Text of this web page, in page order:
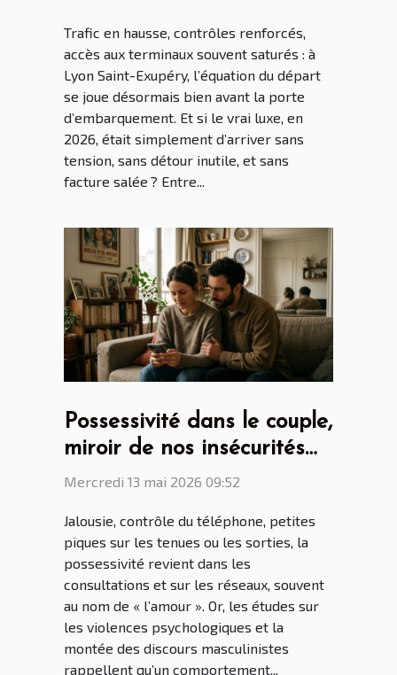
Trafic en hausse, contrôles renforcés,
accès aux terminaux souvent saturés : à
Lyon Saint-Exupéry, l’équation du départ
se joue désormais bien avant la porte
d’embarquement. Et si le vrai luxe, en
2026, était simplement d’arriver sans
tension, sans détour inutile, et sans
facture salée ? Entre...
Possessivité dans le couple,
miroir de nos insécurités
ou héritage culturel ?
Mercredi 13 mai 2026 09:52
Jalousie, contrôle du téléphone, petites
piques sur les tenues ou les sorties, la
possessivité revient dans les
consultations et sur les réseaux, souvent
au nom de « l’amour ». Or, les études sur
les violences psychologiques et la
montée des discours masculinistes
rappellent qu’un comportement...